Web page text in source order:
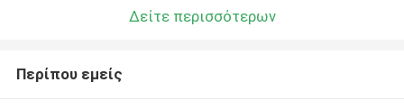
Δείτε περισσότερων
Περίπου εμείς